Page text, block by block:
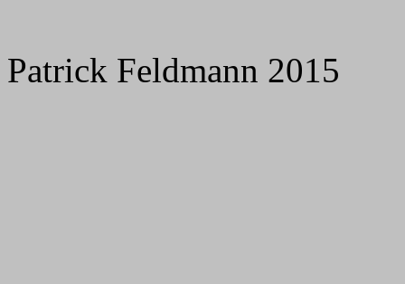
Patrick Feldmann 2015